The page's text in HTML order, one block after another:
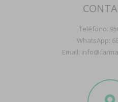
Teléfono:
WhatsApp:
Email: